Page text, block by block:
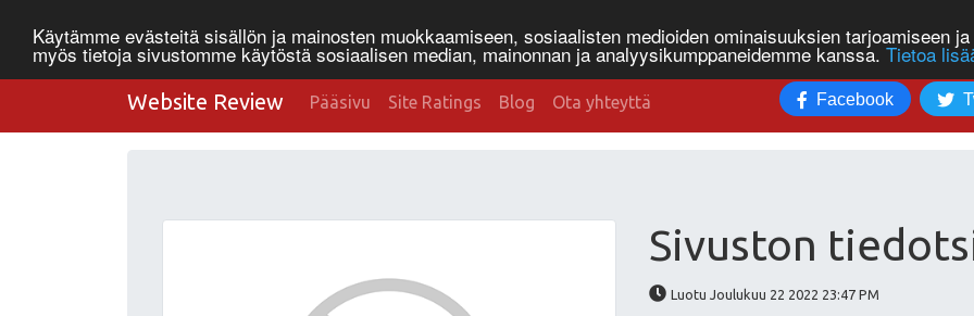
Käytämme evästeitä sisällön ja mainosten muokkaamiseen, sosiaalisten medioiden ominaisuuksien tarjoamiseen
myös tietoja sivustomme käytöstä sosiaalisen median, mainonnan ja analyysikumppaneidemme kanssa. Tietoa
Website Review Pääsivu Site Ratings Blog Ota yhteyttä Facebook
Sivuston
Luotu Joulukuu 22 2022 23:47 PM